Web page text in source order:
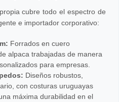
cubre todo el espectro de
e importador corporativo:
Forrados en cuero
alpaca trabajadas de manera
para empresas.
Diseños robustos,
con costuras uruguayas
máxima durabilidad en el